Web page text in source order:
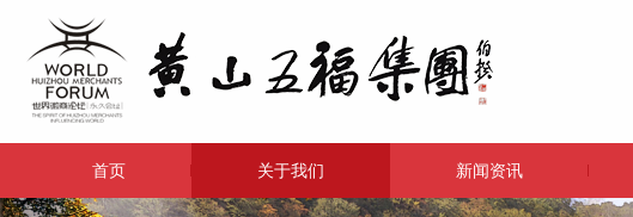
首页 关于我们 新闻资讯